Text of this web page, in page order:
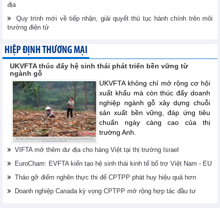
địa
Quy trình mới về tiếp nhận, giải quyết thủ tục hành chính trên môi
trường điện tử
HIỆP ĐỊNH THƯƠNG MẠI
UKVFTA thúc đẩy hệ sinh thái phát triển bền vững từ
ngành gỗ
UKVFTA không chỉ mở rộng cơ hội
xuất khẩu mà còn thúc đẩy doanh
nghiệp ngành gỗ xây dựng chuỗi
sản xuất bền vững, đáp ứng tiêu
chuẩn ngày càng cao của thị
trường Anh.
VIFTA mở thêm dư địa cho hàng Việt tại thị trường Israel
EuroCham: EVFTA kiến tạo hệ sinh thái kinh tế bổ trợ Việt Nam - EU
Tháo gỡ điểm nghẽn thực thi để CPTPP phát huy hiệu quả hơn
Doanh nghiệp Canada kỳ vọng CPTPP mở rộng hợp tác đầu tư